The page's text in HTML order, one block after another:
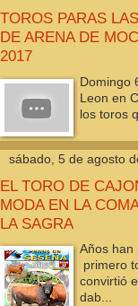
TOROS PARAS
DE ARENA DE
2017
Domingo
Leon en
los toros
sábado, 5 de agosto
EL TORO DE
MODA EN LA
LA SAGRA
Años han
primero
convirtió
dab...